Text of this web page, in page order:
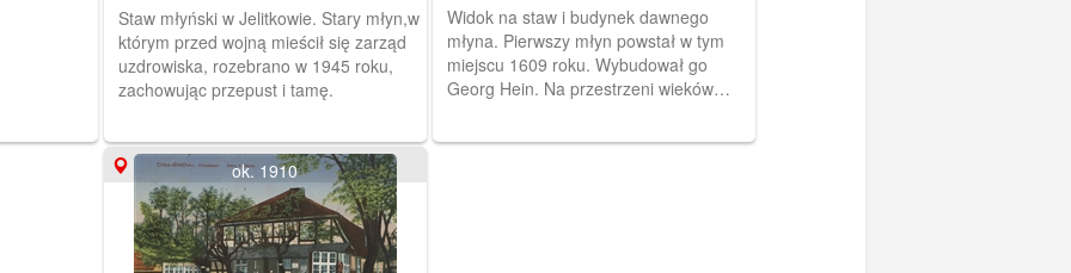
Staw młyński w Jelitkowie. Stary młyn,w
którym przed wojną mieścił się zarząd
uzdrowiska, rozebrano w 1945 roku,
zachowując przepust i tamę.
Widok na staw i budynek dawnego
młyna. Pierwszy młyn powstał w tym
miejscu 1609 roku. Wybudował go
Georg Hein. Na przestrzeni wieków
zbożowego, tartaku, kuzni stali,
ok. 1910